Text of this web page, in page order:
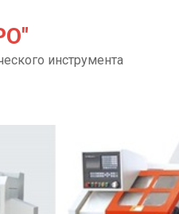
инструмента